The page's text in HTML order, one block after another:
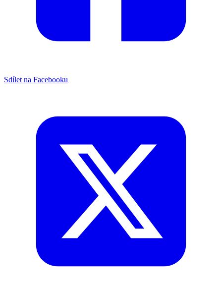
Sdílet na Facebooku